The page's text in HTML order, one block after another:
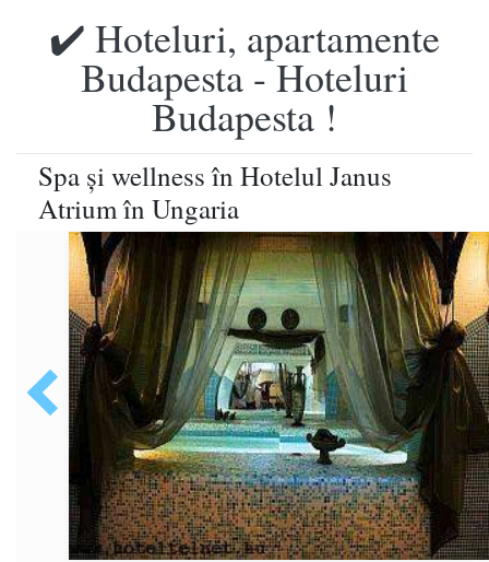
✔️ Hoteluri, apartamente
Budapesta - Hoteluri
Budapesta !
Spa şi wellness în Hotelul Janus
Atrium în Ungaria